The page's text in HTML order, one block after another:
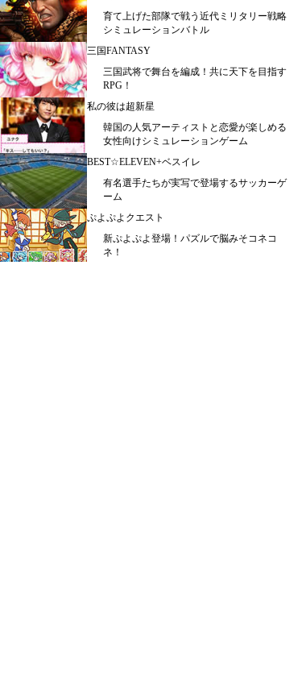
育て上げた部隊で戦う近代ミリタリー戦略
シミュレーションバトル
三国FANTASY
三国武将で舞台を編成！共に天下を目指す
RPG！
私の彼は超新星
韓国の人気アーティストと恋愛が楽しめる
女性向けシミュレーションゲーム
BEST☆ELEVEN+ベスイレ
有名選手たちが実写で登場するサッカーゲ
ーム
ぷよぷよクエスト
新ぷよぷよ登場！パズルで脳みそコネコ
ネ！